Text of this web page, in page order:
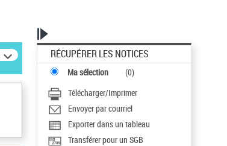
RÉCUPÉRER LES NOTICES
Ma sélection (0)
Télécharger/Imprimer
Envoyer par courriel
Exporter dans un tableau
Transférer pour un SGB